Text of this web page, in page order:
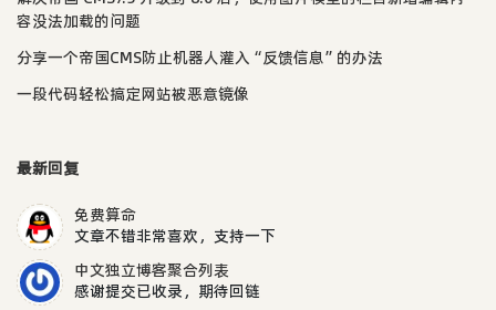
容没法加载的问题
分享一个帝国CMS防止机器人灌入“反馈信息”的办法
一段代码轻松搞定网站被恶意镜像
最新回复
免费算命
文章不错非常喜欢，支持一下
中文独立博客聚合列表
感谢提交已收录，期待回链